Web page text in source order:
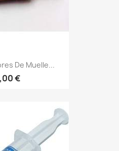
De Muelle...
€